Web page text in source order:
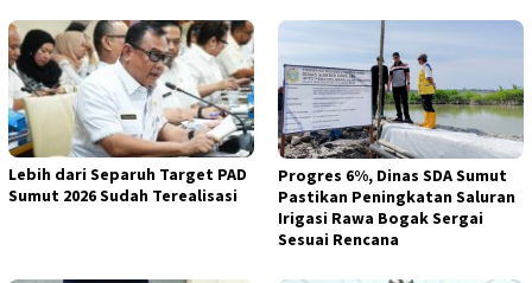
Lebih dari Separuh Target PAD
Sumut 2026 Sudah Terealisasi
Progres 6%, Dinas SDA Sumut
Pastikan Peningkatan Saluran
Irigasi Rawa Bogak Sergai
Sesuai Rencana